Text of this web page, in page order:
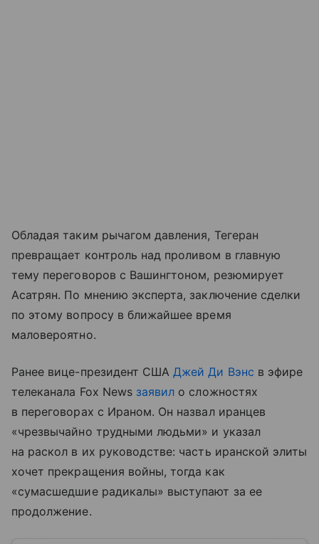
Обладая таким рычагом давления, Тегеран
превращает контроль над проливом в главную
тему переговоров с Вашингтоном, резюмирует
Асатрян. По мнению эксперта, заключение сделки
по этому вопросу в ближайшее время
маловероятно.
Ранее вице-президент СШАДжей Ди Вэнс в эфире
телеканала Fox News заявил о сложностях
в переговорах с Ираном. Он назвал иранцев
«чрезвычайно трудными людьми» и указал
на раскол в их руководстве: часть иранской элиты
хочет прекращения войны, тогда как
«сумасшедшие радикалы» выступают за ее
продолжение.